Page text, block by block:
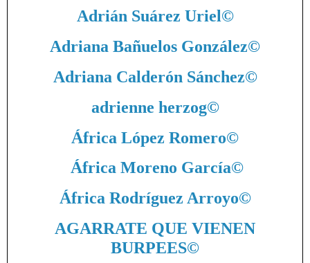
Adrián Suárez Uriel©
Adriana Bañuelos González©
Adriana Calderón Sánchez©
adrienne herzog©
África López Romero©
África Moreno García©
África Rodríguez Arroyo©
AGARRATE QUE VIENEN
BURPEES©